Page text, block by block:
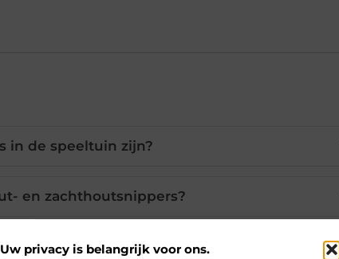
Uw privacy is belangrijk voor ons.
in de speeltuin zijn?
en zachthoutsnippers?
onderhouden?